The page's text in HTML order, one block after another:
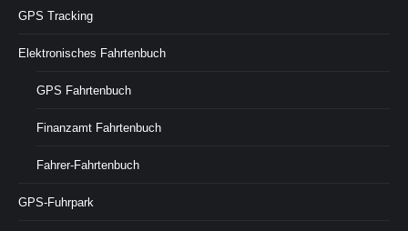
GPS Tracking
Elektronisches Fahrtenbuch
GPS Fahrtenbuch
Finanzamt Fahrtenbuch
Fahrer-Fahrtenbuch
GPS-Fuhrpark